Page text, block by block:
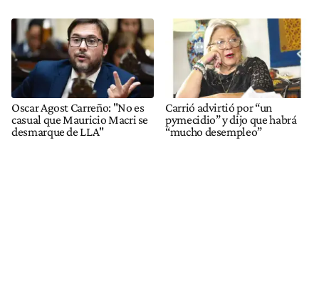
Oscar Agost Carreño: "No es
casual que Mauricio Macri se
desmarque de LLA"
Carrió advirtió por “un
pymecidio” y dijo que habrá
“mucho desempleo”